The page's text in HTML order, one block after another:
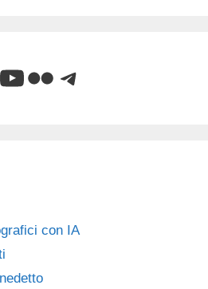
YouTube
FlickrTelegram
con IA